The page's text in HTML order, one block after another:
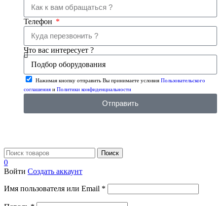
Телефон
Что вас интересует ?
Нажимая кнопку отправить Вы принимаете условия Пользовательского
соглашения и Политики конфиденциальности
Отправить
Поиск
0
Войти Создать аккаунт
Имя пользователя или Email *